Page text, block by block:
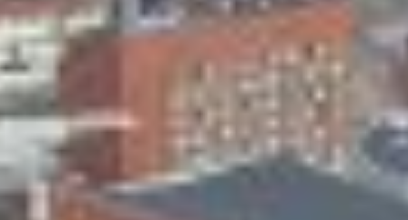
Skeittihalli
Varhaiskasvatus
Ateria- ja välipalamaksut
Mämminiemi